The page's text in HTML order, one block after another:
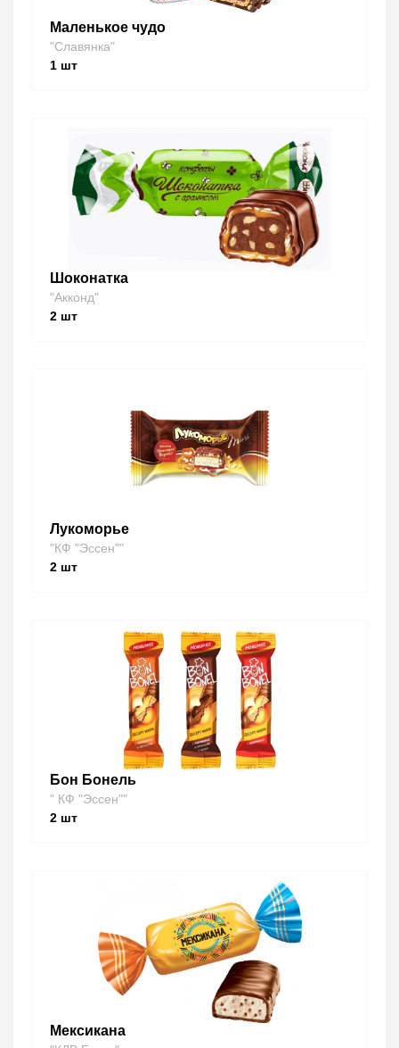
Маленькое чудо
"Славянка"
1 шт
Шоконатка
"Акконд"
2 шт
Лукоморье
"КФ "Эссен""
2 шт
Бон Бонель
" КФ "Эссен""
2 шт
Мексикана